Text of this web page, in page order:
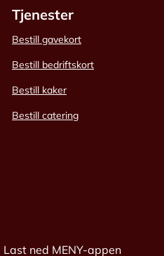
Tjenester
Bestill gavekort
Bestill bedriftskort
Bestill kaker
Bestill catering
Last ned MENY-appen